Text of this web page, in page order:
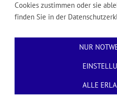
Cookies zustimmen oder sie
finden Sie in der
NUR
ALLE